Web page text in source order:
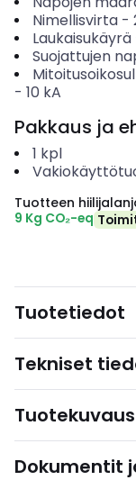
Nimellisvirta-
Laukaisukäyrä
Suojattujen
- 10 kA
Pakkaus ja
1 kpl
Tuotteen
9 Kg CO₂-eq
Tuotetiedot
Tekniset
Tuotekuvaus
Dokumentit